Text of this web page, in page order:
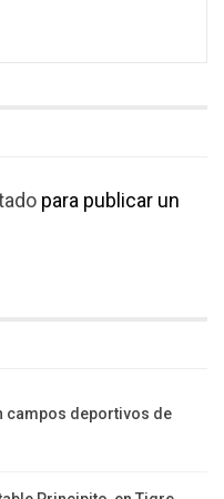
para publicar un
campos deportivos de